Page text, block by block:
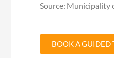
Source: Municipality
BOOK A GUIDED